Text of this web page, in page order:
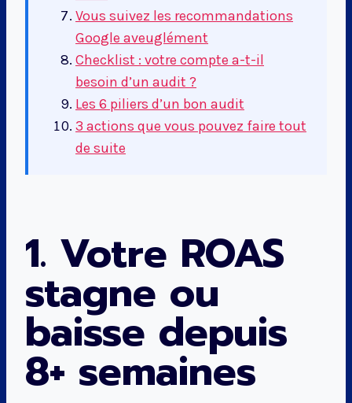
Vous suivez les recommandations
Google aveuglément
Checklist : votre compte a-t-il
besoin d’un audit ?
Les 6 piliers d’un bon audit
3 actions que vous pouvez faire tout
de suite
1. Votre ROAS
stagne ou
baisse depuis
8+ semaines